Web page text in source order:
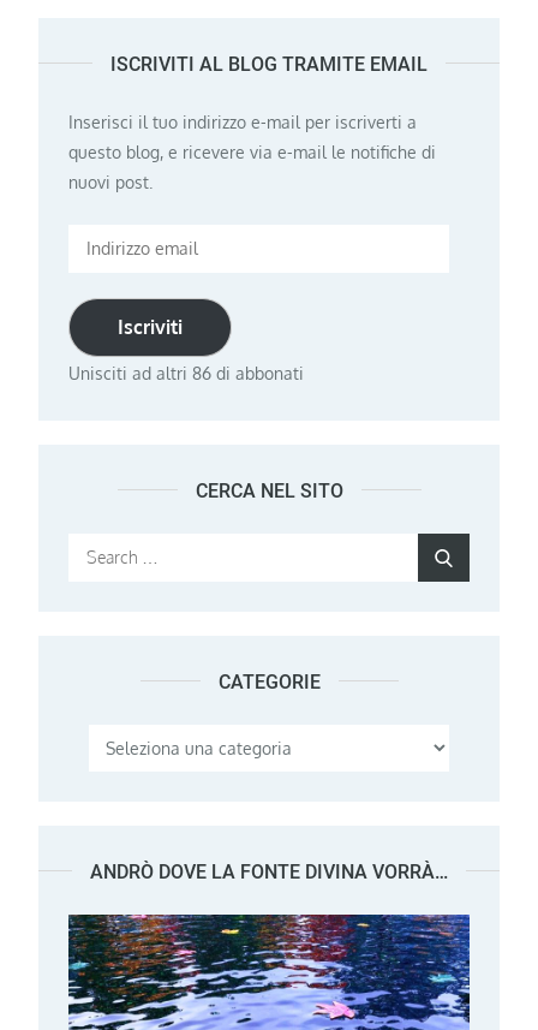
ISCRIVITI AL BLOG TRAMITE EMAIL
Inserisci il tuo indirizzo e-mail per iscriverti a
questo blog, e ricevere via e-mail le notifiche di
nuovi post.
Indirizzo
Iscriviti
Unisciti ad altri 86 di abbonati
CERCA NEL SITO
Search
CATEGORIE
Categorie
ANDRÒ DOVE LA FONTE DIVINA VORRÀ…